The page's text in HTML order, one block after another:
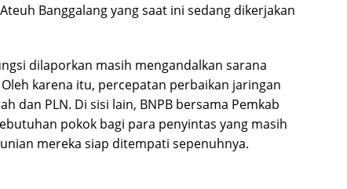
Banggalang yang saat ini sedang dikerjakan
dilaporkan masih mengandalkan sarana
karena itu, percepatan perbaikan jaringan
dan PLN. Di sisi lain, BNPB bersama Pemkab
pokok bagi para penyintas yang masih
mereka siap ditempati sepenuhnya.